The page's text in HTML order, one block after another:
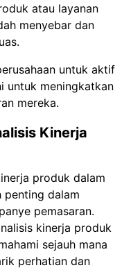
atau layanan
menyebar dan
untuk aktif
untuk meningkatkan
mereka.
Kinerja
produk dalam
penting dalam
pemasaran.
kinerja produk
sejauh mana
perhatian dan